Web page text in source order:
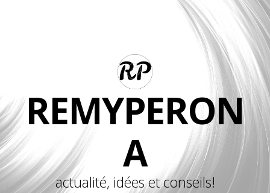
REMYPERON
A
actualité, idées et conseils!